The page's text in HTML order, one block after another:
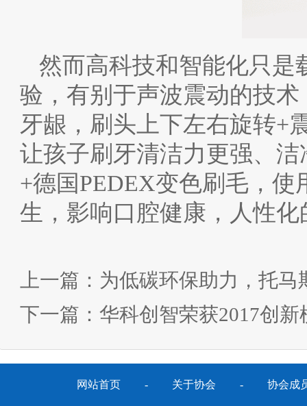
然而高科技和智能化只是
验，有别于声波震动的技
牙龈，刷头上下左右旋转+
让孩子刷牙清洁力更强、
+德国PEDEX变色刷毛，
生，影响口腔健康，人性
上一篇： 为低碳环保助力，托
下一篇： 华科创智荣获2017创
网站首页 - 关于协会 - 协会成